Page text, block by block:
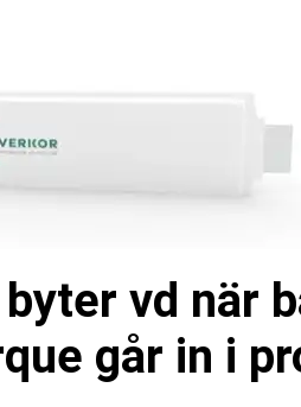
vd när
går in i